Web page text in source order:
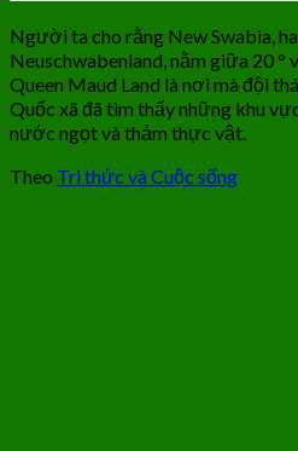
Người ta cho rằng New Swabia,
Neuschwabenland, nằm giữa 20 °
Queen Maud Land là nơi mà đội
Quốc xã đã tìm thấy những khu
nước ngọt và thảm thực vật.
Theo Tri thức và Cuộc sống